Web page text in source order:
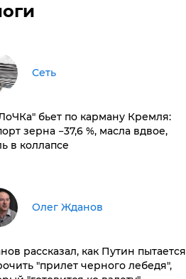
Сеть
бьет по карману Кремля:
зерна −37,6 %, масла вдвое,
в коллапсе
Олег Жданов
рассказал, как Путин пытается
"прилет черного лебедя",